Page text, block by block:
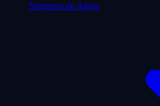
Numeros de Anjos